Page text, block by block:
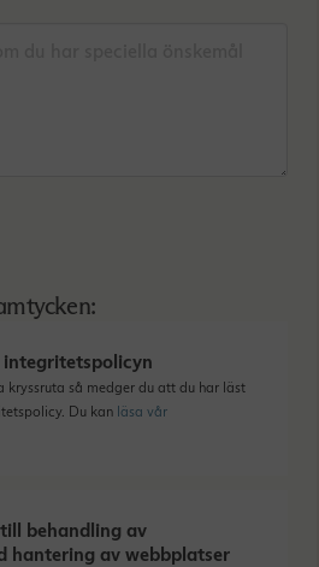
kryssruta så medger du att du har läst
Du kan läsa vår
behandling av
hantering av webbplatser